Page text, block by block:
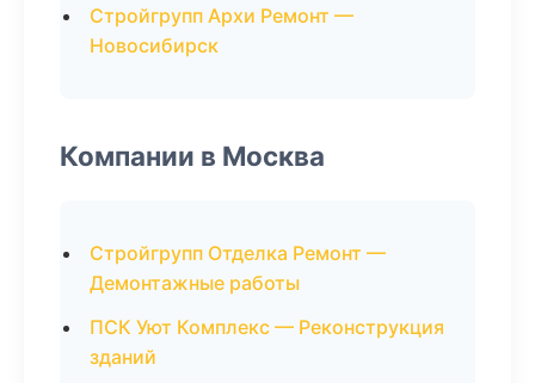
Стройгрупп Архи Ремонт —
Новосибирск
Компании в Москва
Стройгрупп Отделка Ремонт —
Демонтажные работы
ПСК Уют Комплекс — Реконструкция
зданий